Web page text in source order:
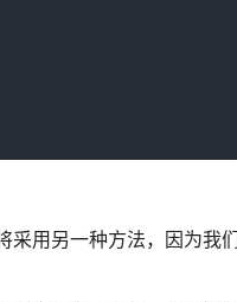
用另一种方法，因为我